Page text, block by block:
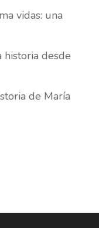
vidas: una
historia desde
de María